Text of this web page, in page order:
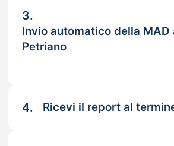
3.
Invio automatico della MAD
Petriano
4. Ricevi il report al